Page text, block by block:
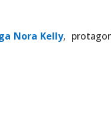
Nora Kelly,